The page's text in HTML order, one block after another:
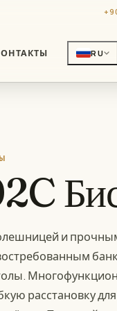
RU
и
расстановку